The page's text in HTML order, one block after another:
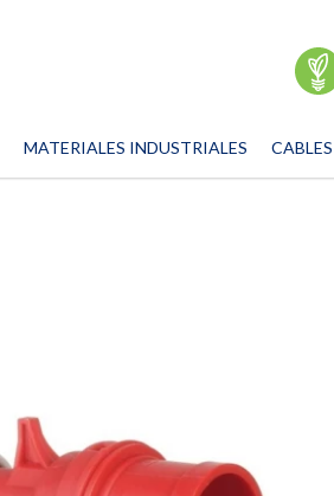
MATERIALES INDUSTRIALES CABLES